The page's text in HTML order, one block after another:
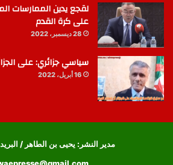
لقجع يدين الممارسات
على كرة القدم
28 ديسمبر، 2022
سياسي جزائري: على
16 أبريل، 2022
مدير النشر: يحيى بن الطاهر / البريد